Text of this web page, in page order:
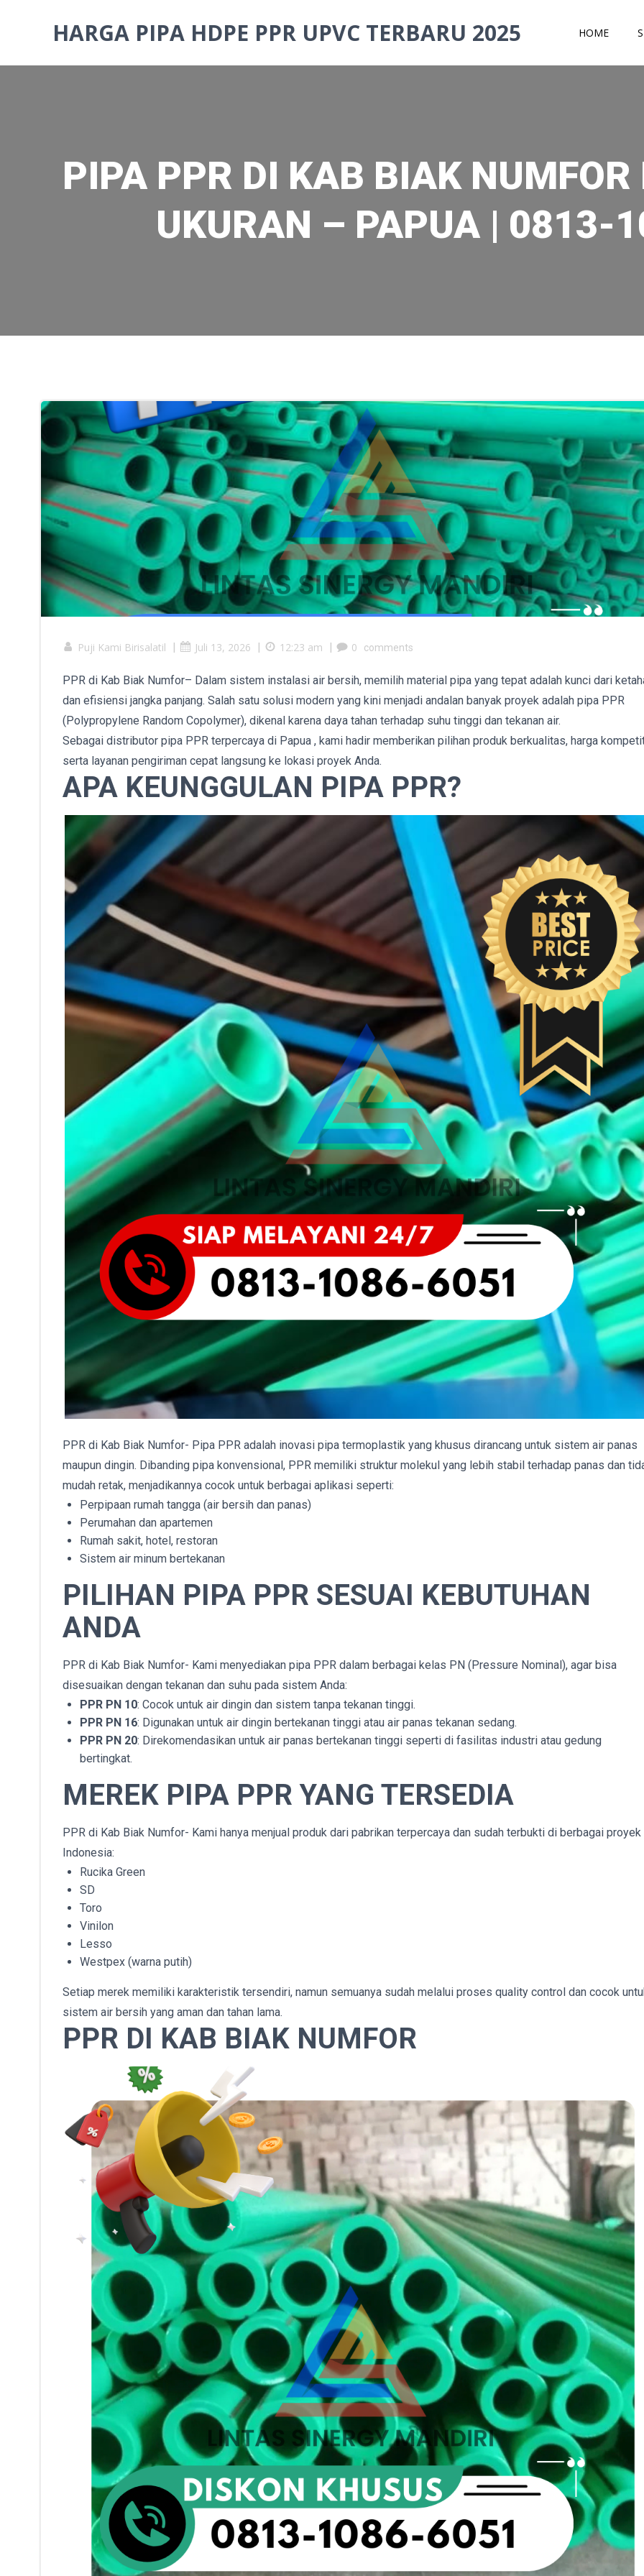
HARGA PIPA HDPE PPR UPVC TERBARU 2025 HOME
PIPA PPR DI KAB BIAK NUMFOR
UKURAN – PAPUA | 0813-
Puji Kami Birisalatil | Juli 13, 2026 | 12:23 am | 0 comments
PPR di Kab Biak Numfor– Dalam sistem instalasi air bersih, memilih material pipa yang tepat adalah kunci dari
dan efisiensi jangka panjang. Salah satu solusi modern yang kini menjadi andalan banyak proyek adalah pipa PPR
(Polypropylene Random Copolymer), dikenal karena daya tahan terhadap suhu tinggi dan tekanan air.
Sebagai distributor pipa PPR terpercaya di Papua , kami hadir memberikan pilihan produk berkualitas, harga
serta layanan pengiriman cepat langsung ke lokasi proyek Anda.
APA KEUNGGULAN PIPA PPR?
PPR di Kab Biak Numfor- Pipa PPR adalah inovasi pipa termoplastik yang khusus dirancang untuk sistem air panas
maupun dingin. Dibanding pipa konvensional, PPR memiliki struktur molekul yang lebih stabil terhadap panas dan
mudah retak, menjadikannya cocok untuk berbagai aplikasi seperti:
Perpipaan rumah tangga (air bersih dan panas)
Perumahan dan apartemen
Rumah sakit, hotel, restoran
Sistem air minum bertekanan
PILIHAN PIPA PPR SESUAI KEBUTUHAN
ANDA
PPR di Kab Biak Numfor- Kami menyediakan pipa PPR dalam berbagai kelas PN (Pressure Nominal), agar bisa
disesuaikan dengan tekanan dan suhu pada sistem Anda:
PPR PN 10: Cocok untuk air dingin dan sistem tanpa tekanan tinggi.
PPR PN 16: Digunakan untuk air dingin bertekanan tinggi atau air panas tekanan sedang.
PPR PN 20: Direkomendasikan untuk air panas bertekanan tinggi seperti di fasilitas industri atau gedung
bertingkat.
MEREK PIPA PPR YANG TERSEDIA
PPR di Kab Biak Numfor- Kami hanya menjual produk dari pabrikan terpercaya dan sudah terbukti di berbagai proyek
Indonesia:
Rucika Green
SD
Toro
Vinilon
Lesso
Westpex (warna putih)
Setiap merek memiliki karakteristik tersendiri, namun semuanya sudah melalui proses quality control dan cocok
sistem air bersih yang aman dan tahan lama.
PPR DI KAB BIAK NUMFOR